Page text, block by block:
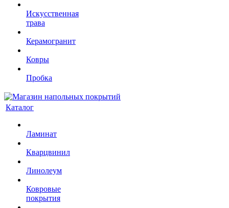
Искусственная
трава
Керамогранит
Ковры
Пробка
Каталог
Ламинат
Кварцвинил
Линолеум
Ковровые
покрытия